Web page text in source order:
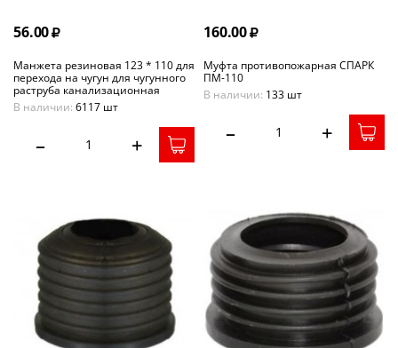
56.00
Манжета резиновая 123 * 110 для
перехода на чугун для чугунного
раструба канализационная
В наличии: 6117 шт
– +
160.00
Муфта противопожарная СПАРК
ПМ-110
В наличии: 133 шт
– +